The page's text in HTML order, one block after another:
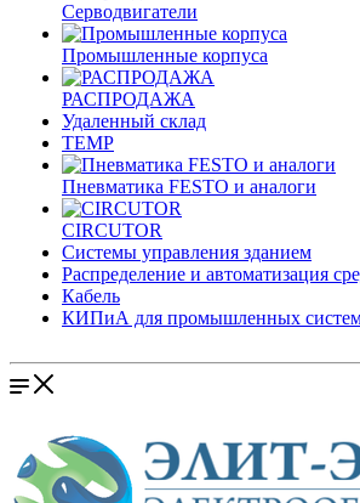
Cерводвигатели
Промышленные корпуса
РАСПРОДАЖА
Удаленный склад
TEMP
Пневматика FESTO и аналоги
CIRCUTOR
Системы управления зданием
Распределение и автоматизация
Кабель
КИПиА для промышленных систем